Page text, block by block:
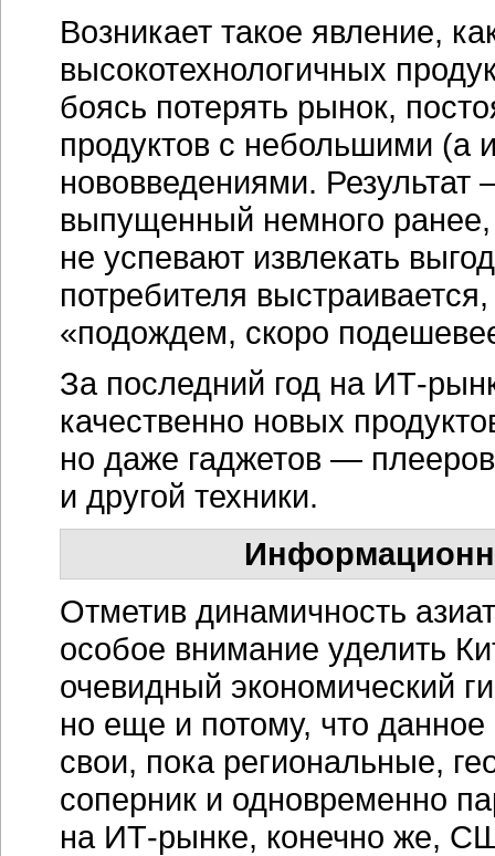
Возникает такое явление,
высокотехнологичных
боясь потерять рынок,
продуктов с небольшими (а
нововведениями.
выпущенный немного ранее,
не успевают извлекать
потребителя
«подождем, скоро
За последний год на ИТ-
качественно новых
но даже гаджетов —
и другой техники.
Отметив динамичность
особое внимание уделить
очевидный экономический
но еще и потому, что данное
свои, пока региональные,
соперник и одновременно
на ИТ-рынке, конечно же,